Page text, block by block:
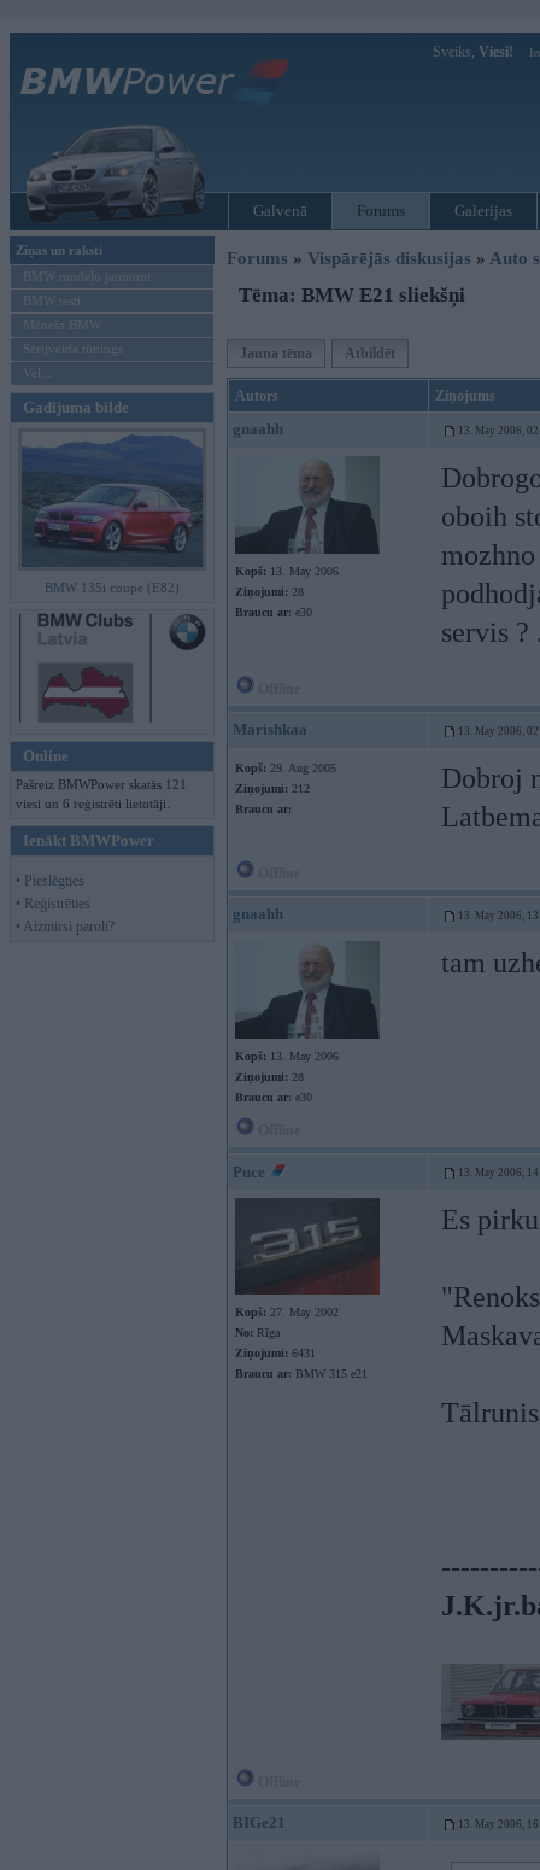
Sveiks, Viesi!
Galvenā Forums Galerijas
Ziņas un raksti
BMW modeļu jaunumi
BMW testi
Mēneša BMW
Sērijveida tūnings
Vel...
Gadījuma bilde
BMW 135i coupe (E82)
Online
Pašreiz BMWPower skatās 121
viesi un 6 reģistrēti lietotāji.
Ienākt BMWPower
• Pieslēgties
• Reģistrēties
• Aizmirsi paroli?
Forums » Vispārējās diskusijas » Auto
Tēma: BMW E21 sliekšņi
Jauna tēma Atbildēt
Autors Ziņojums
gnaahh 13. May 2006,
Kopš: 13. May 2006
Ziņojumi: 28
Braucu ar: e30
oboih
servis
Marishkaa 13. May 2006,
Kopš: 29. Aug 2005
Ziņojumi: 212
Braucu ar:
Dobroj
gnaahh 13. May 2006,
Kopš: 13. May 2006
Ziņojumi: 28
Braucu ar: e30
tam
Puce 13. May 2006,
Kopš: 27. May 2002
No: Rīga
Ziņojumi: 6431
Braucu ar: BMW 315 e21
Es
BIGe21 13. May 2006,